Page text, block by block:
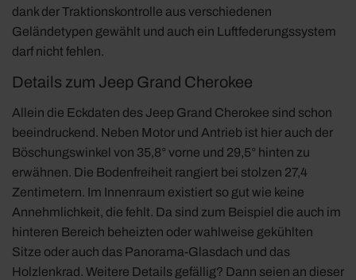
dank der Traktionskontrolle aus verschiedenen
Geländetypen gewählt und auch ein Luftfederungssystem
darf nicht fehlen.
Details zum Jeep Grand Cherokee
Allein die Eckdaten des Jeep Grand Cherokee sind schon
beeindruckend. Neben Motor und Antrieb ist hier auch der
Böschungswinkel von 35,8° vorne und 29,5° hinten zu
erwähnen. Die Bodenfreiheit rangiert bei stolzen 27,4
Zentimetern. Im Innenraum existiert so gut wie keine
Annehmlichkeit, die fehlt. Da sind zum Beispiel die auch im
hinteren Bereich beheizten oder wahlweise gekühlten
Sitze oder auch das Panorama-Glasdach und das
Holzlenkrad. Weitere Details gefällig? Dann seien an dieser